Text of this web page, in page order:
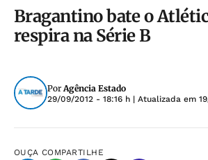
Bragantino bate o
respira na Série B
PorAgência Estado
29/09/2012 - 18:16 h | Atualizada em
OUÇA COMPARTILHE